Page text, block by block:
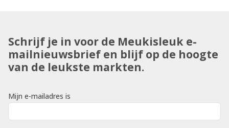
Schrijf je in voor de Meukisleuk e-
mailnieuwsbrief en blijf op de hoogte
van de leukste markten.
Mijn e-mailadres is